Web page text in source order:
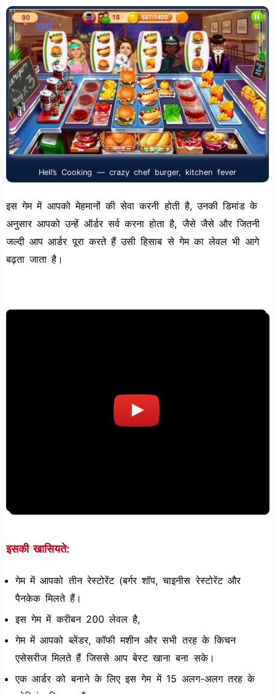
Hell’s Cooking — crazy chef burger, kitchen fever
इस गेम में आपको मेहमानों की सेवा करनी होती है, उनकी डिमांड के
अनुसार आपको उन्हें ऑर्डर सर्व करना होता है, जैसे जैसे और जितनी
जल्दी आप आर्डर पूरा करते हैं उसी हिसाब से गेम का लेवल भी आगे
बढ़ता जाता है।
इसकी खासियते:
गेम में आपको तीन रेस्टोरेंट (बर्गर शॉप, चाइनीस रेस्टोरेंट और
पैनकेक मिलते हैं।
इस गेम में करीबन 200 लेवल है,
गेम में आपको ब्लेंडर, कॉफी मशीन और सभी तरह के किचन
एसेसरीज मिलते हैं जिससे आप बेस्ट खाना बना सके।
एक आर्डर को बनाने के लिए इस गेम में 15 अलग-अलग तरह के